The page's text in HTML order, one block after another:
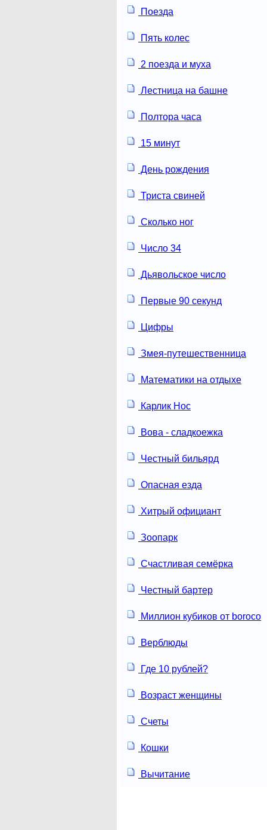
Поезда
Пять колес
2 поезда и муха
Лестница на башне
Полтора часа
15 минут
День рождения
Триста свиней
Сколько ног
Число 34
Дьявольское число
Первые 90 секунд
Цифры
Змея-путешественница
Математики на отдыхе
Карлик Нос
Вова - сладкоежка
Честный бильярд
Опасная езда
Хитрый официант
Зоопарк
Счастливая семёрка
Честный бартер
Миллион кубиков от boroco
Верблюды
Где 10 рублей?
Возраст женщины
Счеты
Кошки
Вычитание